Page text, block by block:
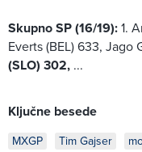
Skupno SP (16/19):1.
Everts (BEL) 633, Jago
(SLO) 302, ...
Ključne besede
MXGP Tim Gajser